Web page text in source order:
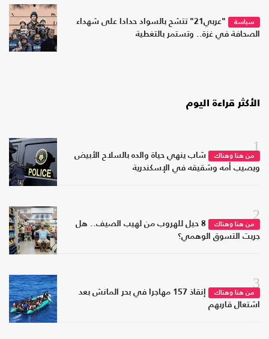
سياسة
"عربي21" تتشح بالسواد حدادا على شهداء
الصحافة في غزة.. وتستمر بالتغطية
الأكثر قراءة اليوم
1
من هنا وهناك
شاب ينهي حياة والده بالسلاح الأبيض
ويصيب أمه وشقيقه في الإسكندرية
2
من هنا وهناك
8 حيل للهروب من لهيب الصيف.. هل
جربت التسوق الوهمي؟
3
من هنا وهناك
إنقاذ 157 مهاجرا في بحر المانش بعد
اشتعال قاربهم